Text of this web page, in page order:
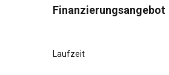
Finanzierungsangebot
Laufzeit